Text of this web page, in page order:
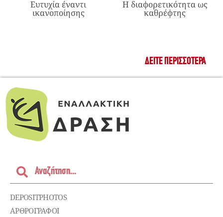
Ευτυχία έναντι
ικανοποίησης
Η διαφορετικότητα ως
καθρέφτης
ΔΕΊΤΕ ΠΕΡΙΣΣΌΤΕΡΑ
DEPOSITPHOTOS
ΑΡΘΡΟΓΡΑΦΟΙ